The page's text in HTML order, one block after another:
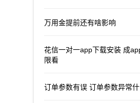
万用金提前还有啥影响
花信一对一app下载安装 成
限看
订单参数有误 订单参数异常